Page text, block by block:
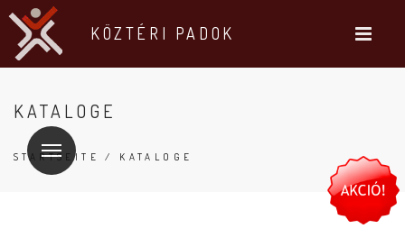
KÖZTÉRI PADOK
KATALOGE
STARTSEITE / KATALOGE